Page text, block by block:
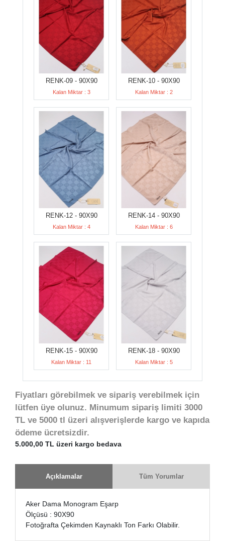
RENK-09 - 90X90
Kalan Miktar : 3
RENK-10 - 90X90
Kalan Miktar : 2
RENK-12 - 90X90
Kalan Miktar : 4
RENK-14 - 90X90
Kalan Miktar : 6
RENK-15 - 90X90
Kalan Miktar : 11
RENK-18 - 90X90
Kalan Miktar : 5
Fiyatları görebilmek ve sipariş verebilmek için
lütfen üye olunuz. Minumum sipariş limiti 3000
TL ve 5000 tl üzeri alışverişlerde kargo ve kapıda
ödeme ücretsizdir.
5.000,00 TL üzeri kargo bedava
Açıklamalar Tüm Yorumlar
Aker Dama Monogram Eşarp
Ölçüsü : 90X90
Fotoğrafta Çekimden Kaynaklı Ton Farkı Olabilir.